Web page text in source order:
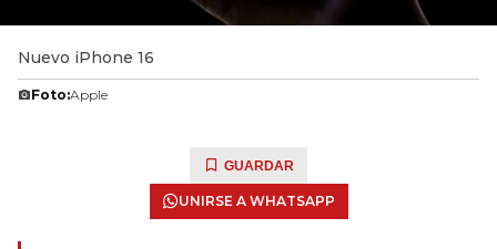
Nuevo iPhone 16
Foto:Apple
GUARDAR
UNIRSE A WHATSAPP